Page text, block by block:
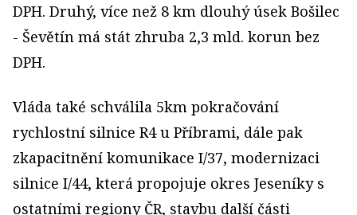
DPH. Druhý, více než 8 km dlouhý úsek Bošilec
- Ševětín má stát zhruba 2,3 mld. korun bez
DPH.
Vláda také schválila 5km pokračování
rychlostní silnice R4 u Příbrami, dále pak
zkapacitnění komunikace I/37, modernizaci
silnice I/44, která propojuje okres Jeseníky s
ostatními regiony ČR, stavbu další části